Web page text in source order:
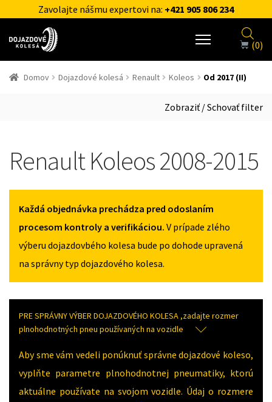
Zavolajte nášmu expertovi na: +421 905 806 234
(0)
Domov Dojazdové kolesá Renault Koleos Od 2017 (II)
Zobraziť / Schovať filter
Renault Koleos 2008-2015
Každá objednávka prechádza pred odoslaním
procesom kontroly a verifikáciou. V prípade zlého
výberu dojazdovbého kolesa bude po dohode upravená
na správny typ dojazdového kolesa.
PRE SPRÁVNY VÝBER DOJAZDOVÉHO KOLESA ,zadajte rozmer
plnohodnotných pneu používaných na vozidle
Aby sme vám vedeli ponúknuť správne dojazdové koleso,
vyplňte parametre plnohodnotnej pneumatiky, ktorú
aktuálne používate na svojom vozidle. Údaj o rozmere